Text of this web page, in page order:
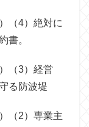
（4）絶対に
書。
（3）経営
る防波堤
（2）専業主